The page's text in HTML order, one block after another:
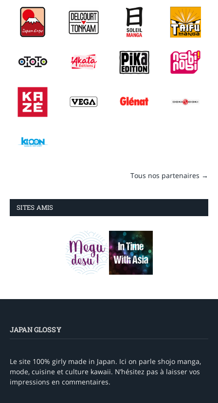
Tous nos partenaires →
SITES AMIS
JAPAN GLOSSY
Le site 100% girly made in Japan. Ici on parle shojo manga,
mode, cuisine et culture kawaii. N’hésitez pas à laisser vos
impressions en commentaires.